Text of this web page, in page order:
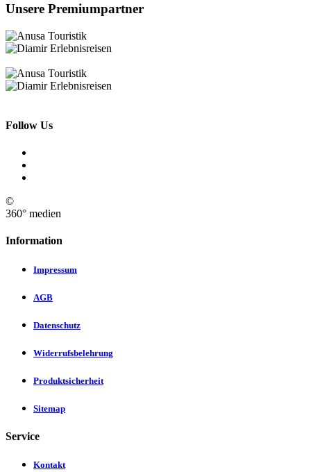
Unsere Premiumpartner
Follow Us
©
360° medien
Information
Impressum
AGB
Datenschutz
Widerrufsbelehrung
Produktsicherheit
Sitemap
Service
Kontakt